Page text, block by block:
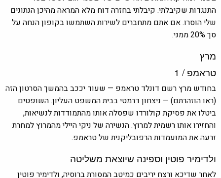
התנגדות שקיבלתי. קיבלתי בחזרה דוח מלא המראה מהיכן הנתונים
שלי הוסרו. אם אתם מתחברים לשירות השתמשו בקופון הנחה על
סך 20% ממני.
מרץ
טראמפ / 1
בחודש מרץ רשם דונלד טראמפ — שעוד יככב בהמשך הסרטון הזה
(ראו הוזהרתם) — ניצחון דרמטי בבית המשפט העליון. השופטים
ביטלו את פסיקת קולורדו שפסלה אותו מהתמודדות לנשיאות,
והחזירו אותו רשמית למרוץ. הנשירה של ניקי היילי מהמרוץ למחרת
זרעה את המועמדות הרפובליקנית של טראמפ.
ולדימיר פוטין וספינה שיוצאת משליטה
לאחר שדיכא ורצח יריבים כמיטב המסורת ברוסיה, ולדימיר פוטין